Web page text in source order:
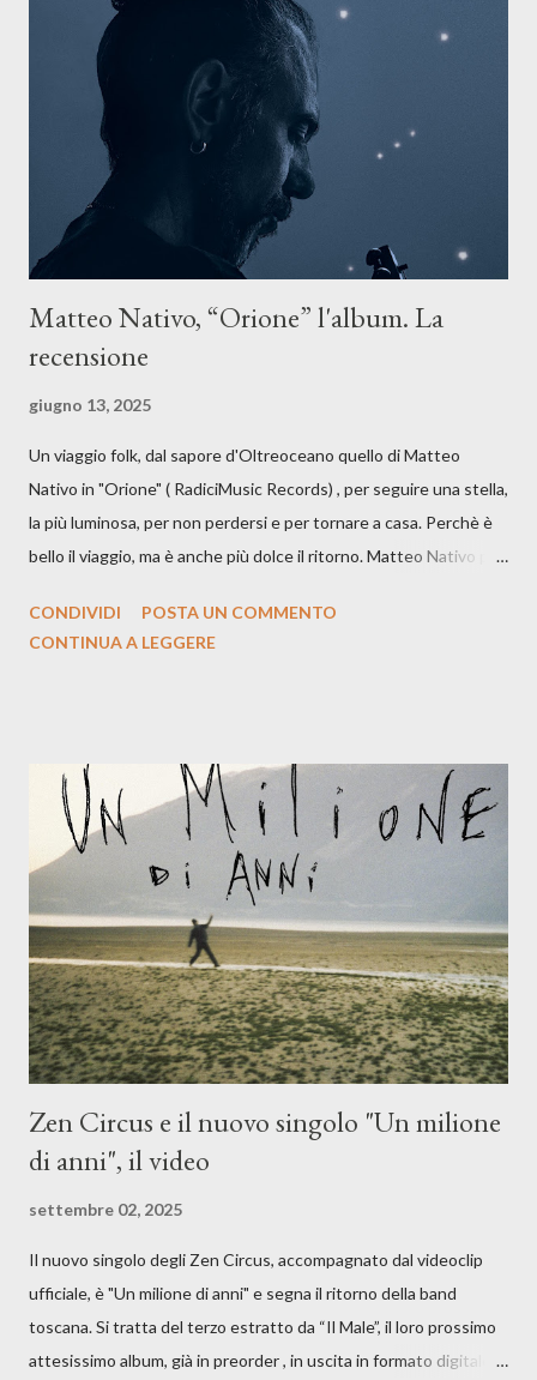
sotto il peso della realtà. Ma lo fa cercando una via d’uscita, una
forma di assoluzione, nel vivere e nel suonare, nel trovare respiro
anche quando l’aria sembra farsi più densa. Il brano è anche una
dichiarazione d’intenti: Cico Messina apre il suo nuovo percorso
artistico con una composizi...
Matteo Nativo, “Orione” l'album. La
recensione
giugno 13, 2025
Un viaggio folk, dal sapore d'Oltreoceano quello di Matteo
Nativo in "Orione" ( RadiciMusic Records) , per seguire una stella,
la più luminosa, per non perdersi e per tornare a casa. Perchè è
bello il viaggio, ma è anche più dolce il ritorno. Matteo Nativo per
indubbiamente matura e consapevole oltre che con ottimi
Dicevamo. Ed è da qui che il nostro inizia questo concept
musicale, con " Che ora è" , raccontando la separazione dalla
moglie, del senso di sconfitta e del caldo afoso che opprime,
giusta condizione di sopraffazione: "Non so che ora è, che giorno
è, di questa estate che...". E' raro fare uscire come singolo una
cover, ma...
CONDIVIDI
POSTA UN COMMENTO
CONTINUA A LEGGERE
Zen Circus e il nuovo singolo "Un milione
di anni", il video
settembre 02, 2025
Il nuovo singolo degli Zen Circus, accompagnato dal videoclip
ufficiale, è "Un milione di anni" e segna il ritorno della band
toscana. Si tratta del terzo estratto da “Il Male”, il loro prossimo
attesissimo album, già in preorder , in uscita in formato digitale il